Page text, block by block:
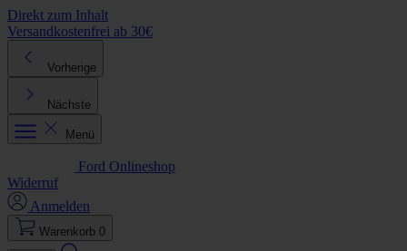
Direkt zum Inhalt
Versandkostenfrei ab 30€
Vorherige
Nächste
Menü
Ford Onlineshop
Widerruf
Anmelden
Warenkorb 0